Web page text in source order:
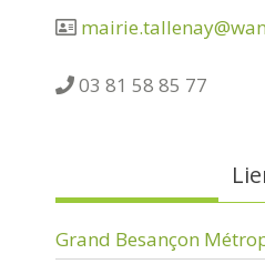
03 81 58 85 77
Grand Besançon